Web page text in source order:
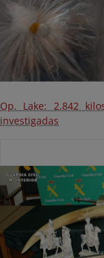
Op. Lake: 2.842
investigadas